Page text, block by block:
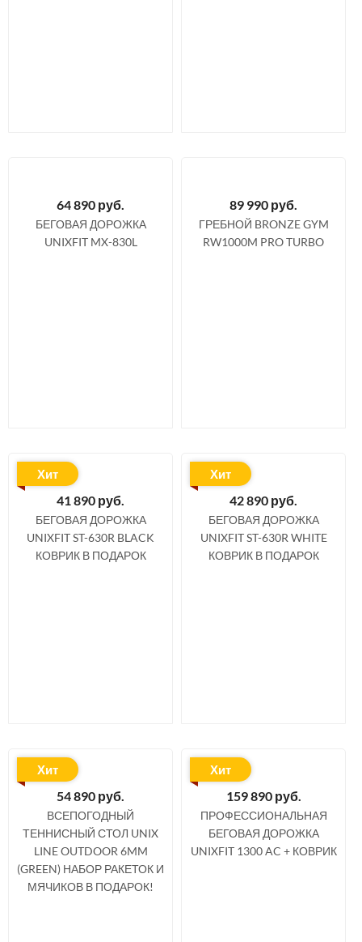
64 890 руб.
БЕГОВАЯ ДОРОЖКА
UNIXFIT MX-830L
89 990 руб.
ГРЕБНОЙ BRONZE GYM
RW1000M PRO TURBO
Хит
41 890 руб.
БЕГОВАЯ ДОРОЖКА
UNIXFIT ST-630R BLACK
КОВРИК В ПОДАРОК
Хит
42 890 руб.
БЕГОВАЯ ДОРОЖКА
UNIXFIT ST-630R WHITE
КОВРИК В ПОДАРОК
Хит
54 890 руб.
ВСЕПОГОДНЫЙ
ТЕННИСНЫЙ СТОЛ UNIX
LINE OUTDOOR 6MM
(GREEN) НАБОР РАКЕТОК И
МЯЧИКОВ В ПОДАРОК!
Хит
159 890 руб.
ПРОФЕССИОНАЛЬНАЯ
БЕГОВАЯ ДОРОЖКА
UNIXFIT 1300 AC + КОВРИК